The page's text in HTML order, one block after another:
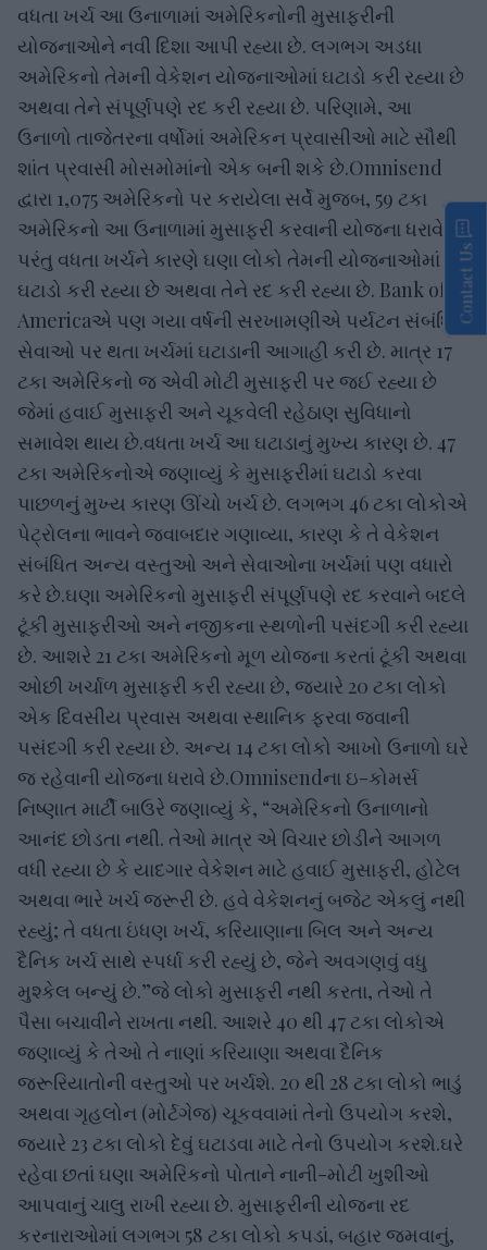
વધતા ખર્ચ આ ઉનાળામાં અમેરિકનોની મુસાફરીની
યોજનાઓને નવી દિશા આપી રહ્યા છે. લગભગ અડધા
અમેરિકનો તેમની વેકેશન યોજનાઓમાં ઘટાડો કરી રહ્યા છે
અથવા તેને સંપૂર્ણપણે રદ કરી રહ્યા છે. પરિણામે, આ
ઉનાળો તાજેતરના વર્ષોમાં અમેરિકન પ્રવાસીઓ માટે સૌથી
શાંત પ્રવાસી મોસમોમાંનો એક બની શકે છે.Omnisend
દ્વારા 1,075 અમેરિકનો પર કરાયેલા સર્વે મુજબ, 59 ટકા
અમેરિકનો આ ઉનાળામાં મુસાફરી કરવાની યોજના ધરાવે છે,
પરંતુ વધતા ખર્ચને કારણે ઘણા લોકો તેમની યોજનાઓમાં
ઘટાડો કરી રહ્યા છે અથવા તેને રદ કરી રહ્યા છે. Bank of
Americaએ પણ ગયા વર્ષની સરખામણીએ પર્યટન સંબંધિત
સેવાઓ પર થતા ખર્ચમાં ઘટાડાની આગાહી કરી છે. માત્ર 17
ટકા અમેરિકનો જ એવી મોટી મુસાફરી પર જઈ રહ્યા છે
જેમાં હવાઈ મુસાફરી અને ચૂકવેલી રહેઠાણ સુવિધાનો
સમાવેશ થાય છે.વધતા ખર્ચ આ ઘટાડાનું મુખ્ય કારણ છે. 47
ટકા અમેરિકનોએ જણાવ્યું કે મુસાફરીમાં ઘટાડો કરવા
પાછળનું મુખ્ય કારણ ઊંચો ખર્ચ છે. લગભગ 46 ટકા લોકોએ
પેટ્રોલના ભાવને જવાબદાર ગણાવ્યા, કારણ કે તે વેકેશન
સંબંધિત અન્ય વસ્તુઓ અને સેવાઓના ખર્ચમાં પણ વધારો
કરે છે.ઘણા અમેરિકનો મુસાફરી સંપૂર્ણપણે રદ કરવાને બદલે
ટૂંકી મુસાફરીઓ અને નજીકના સ્થળોની પસંદગી કરી રહ્યા
છે. આશરે 21 ટકા અમેરિકનો મૂળ યોજના કરતાં ટૂંકી અથવા
ઓછી ખર્ચાળ મુસાફરી કરી રહ્યા છે, જ્યારે 20 ટકા લોકો
એક દિવસીય પ્રવાસ અથવા સ્થાનિક ફરવા જવાની
પસંદગી કરી રહ્યા છે. અન્ય 14 ટકા લોકો આખો ઉનાળો ઘરે
જ રહેવાની યોજના ધરાવે છે.Omnisendના ઇ-કોમર્સ
નિષ્ણાત માર્ટી બાઉરે જણાવ્યું કે, “અમેરિકનો ઉનાળાનો
આનંદ છોડતા નથી. તેઓ માત્ર એ વિચાર છોડીને આગળ
વધી રહ્યા છે કે યાદગાર વેકેશન માટે હવાઈ મુસાફરી, હોટેલ
અથવા ભારે ખર્ચ જરૂરી છે. હવે વેકેશનનું બજેટ એકલું નથી
રહ્યું; તે વધતા ઇંધણ ખર્ચ, કરિયાણાના બિલ અને અન્ય
દૈનિક ખર્ચ સાથે સ્પર્ધા કરી રહ્યું છે, જેને અવગણવું વધુ
મુશ્કેલ બન્યું છે.”જે લોકો મુસાફરી નથી કરતા, તેઓ તે
પૈસા બચાવીને રાખતા નથી. આશરે 40 થી 47 ટકા લોકોએ
જણાવ્યું કે તેઓ તે નાણાં કરિયાણા અથવા દૈનિક
જરૂરિયાતોની વસ્તુઓ પર ખર્ચશે. 20 થી 28 ટકા લોકો ભાડું
અથવા ગૃહલોન (મોર્ટગેજ) ચૂકવવામાં તેનો ઉપયોગ કરશે,
જ્યારે 23 ટકા લોકો દેવું ઘટાડવા માટે તેનો ઉપયોગ કરશે.ઘરે
રહેવા છતાં ઘણા અમેરિકનો પોતાને નાની-મોટી ખુશીઓ
આપવાનું ચાલુ રાખી રહ્યા છે. મુસાફરીની યોજના રદ
કરનારાઓમાં લગભગ 58 ટકા લોકો કપડાં, બહાર જમવાનું,
Contact Us